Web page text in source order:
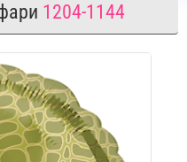
1204-1144